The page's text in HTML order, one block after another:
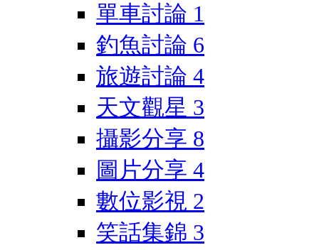
單車討論 1
釣魚討論 6
旅遊討論 4
天文觀星 3
攝影分享 8
圖片分享 4
數位影視 2
笑話集錦 3